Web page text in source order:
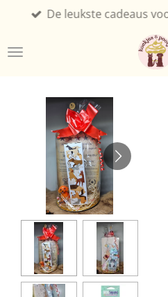
naar
De leukste cadeaus